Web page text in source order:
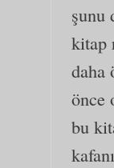
şunu
kitap
daha
önce
bu